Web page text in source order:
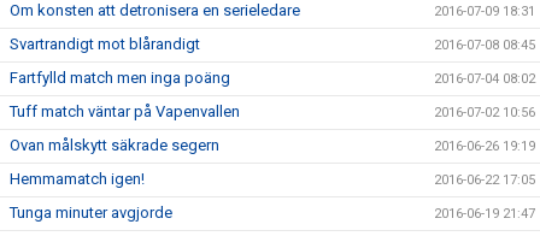
Om konsten att detronisera en serieledare 2016-07-09 18:31
Svartrandigt mot blårandigt 2016-07-08 08:45
Fartfylld match men inga poäng 2016-07-04 08:02
Tuff match väntar på Vapenvallen 2016-07-02 10:56
Ovan målskytt säkrade segern 2016-06-26 19:19
Hemmamatch igen! 2016-06-22 17:05
Tunga minuter avgjorde 2016-06-19 21:47